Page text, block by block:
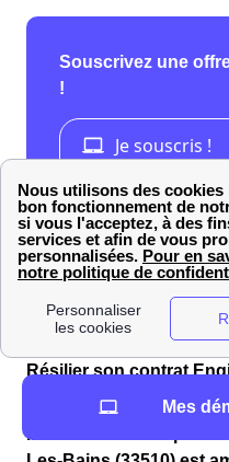
Résilier son contrat
Andernos-Les-Bains
Il existe deux cas pour
Mes